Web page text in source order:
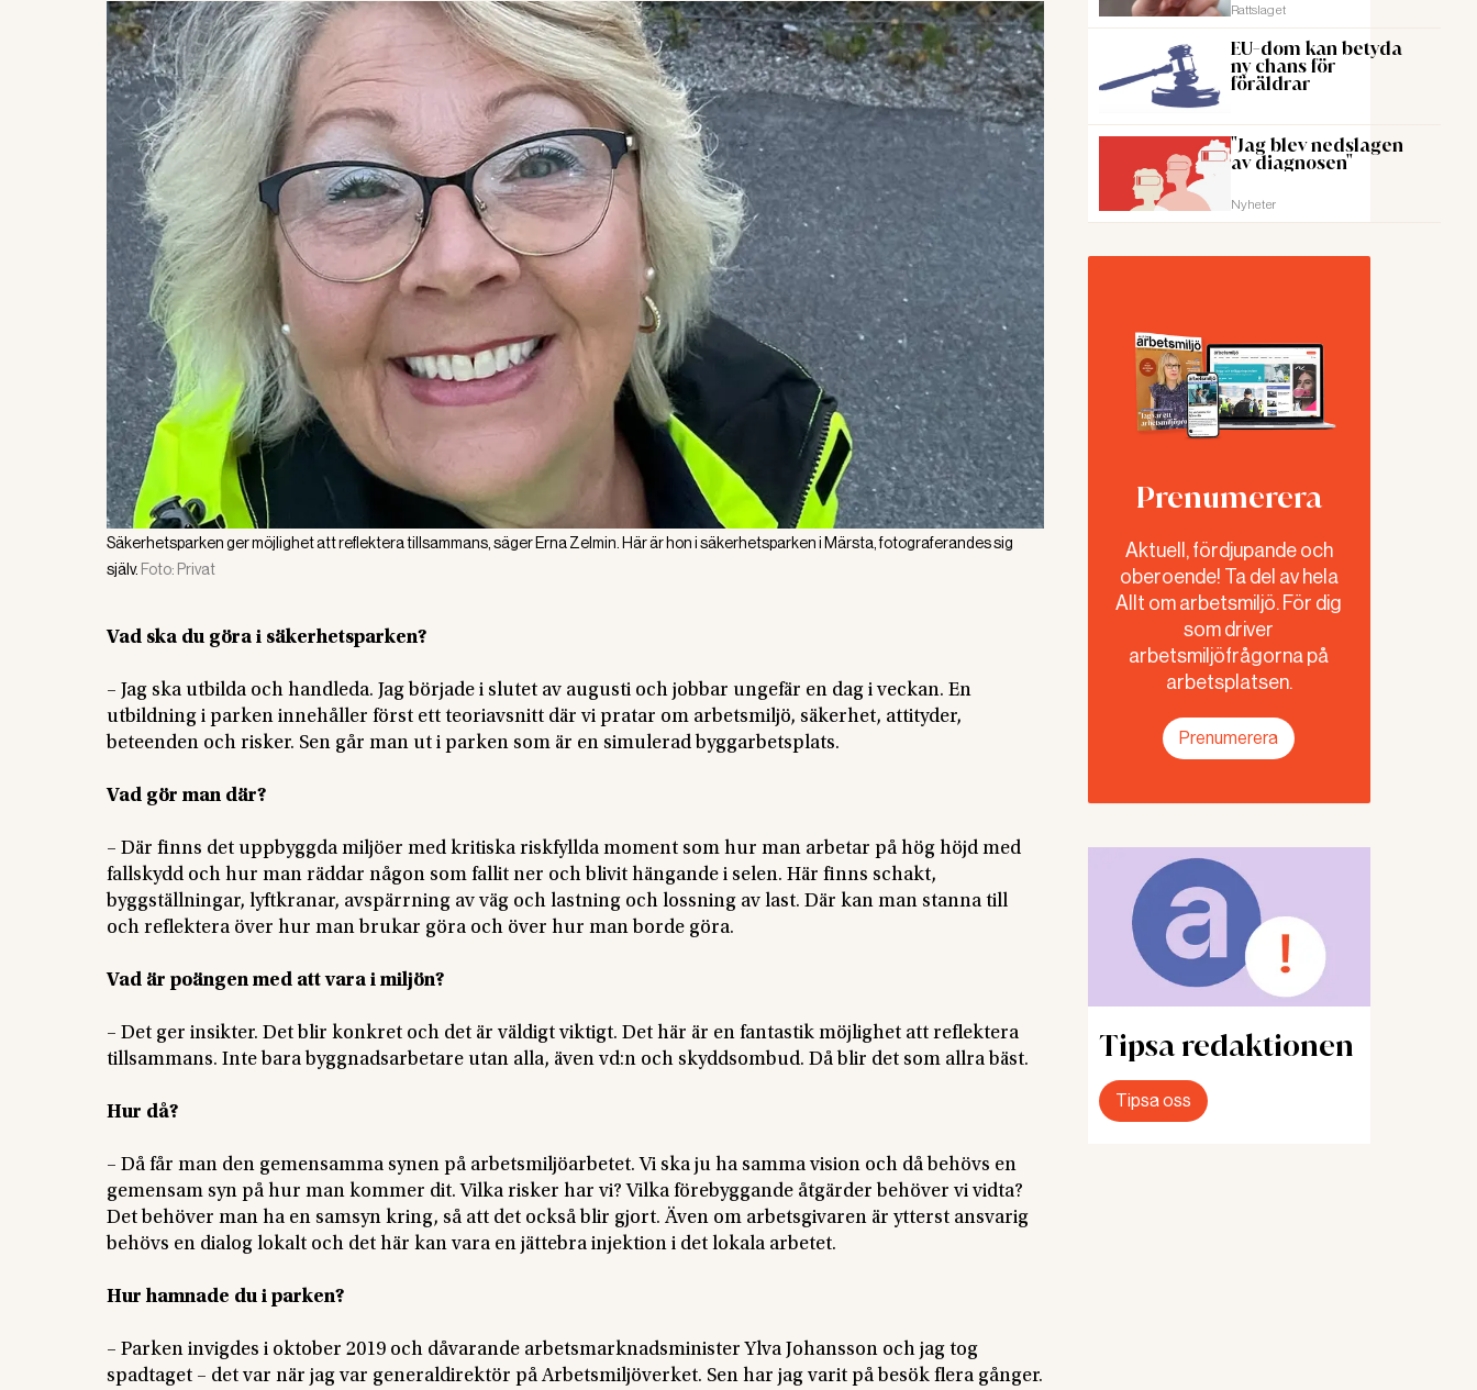
Säkerhetsparken ger möjlighet att reflektera tillsammans, säger Erna Zelmin. Här är hon i säkerhetsparken i Märsta, fotograferandes sig
själv. Foto: Privat
Vad ska du göra i säkerhetsparken?
– Jag ska utbilda och handleda. Jag började i slutet av augusti och jobbar ungefär en dag i veckan. En
utbildning i parken innehåller först ett teoriavsnitt där vi pratar om arbetsmiljö, säkerhet, attityder,
beteenden och risker. Sen går man ut i parken som är en simulerad byggarbetsplats.
Vad gör man där?
– Där finns det uppbyggda miljöer med kritiska riskfyllda moment som hur man arbetar på hög höjd med
fallskydd och hur man räddar någon som fallit ner och blivit hängande i selen. Här finns schakt,
byggställningar, lyftkranar, avspärrning av väg och lastning och lossning av last. Där kan man stanna till
och reflektera över hur man brukar göra och över hur man borde göra.
Vad är poängen med att vara i miljön?
– Det ger insikter. Det blir konkret och det är väldigt viktigt. Det här är en fantastik möjlighet att reflektera
tillsammans. Inte bara byggnadsarbetare utan alla, även vd:n och skyddsombud. Då blir det som allra bäst.
Hur då?
– Då får man den gemensamma synen på arbetsmiljöarbetet. Vi ska ju ha samma vision och då behövs en
gemensam syn på hur man kommer dit. Vilka risker har vi? Vilka förebyggande åtgärder behöver vi vidta?
Det behöver man ha en samsyn kring, så att det också blir gjort. Även om arbetsgivaren är ytterst ansvarig
behövs en dialog lokalt och det här kan vara en jättebra injektion i det lokala arbetet.
Hur hamnade du i parken?
– Parken invigdes i oktober 2019 och dåvarande arbetsmarknadsminister Ylva Johansson och jag tog
spadtaget – det var när jag var generaldirektör på Arbetsmiljöverket. Sen har jag varit på besök flera gånger.
Rattslaget
EU-dom kan betyda
ny chans för
föräldrar
"Jag blev nedslagen
av diagnosen"
Nyheter
Prenumerera
Aktuell, fördjupande och
oberoende! Ta del av hela
Allt om arbetsmiljö. För dig
som driver
arbetsmiljöfrågorna på
arbetsplatsen.
Prenumerera
Tipsa redaktionen
Tipsa oss